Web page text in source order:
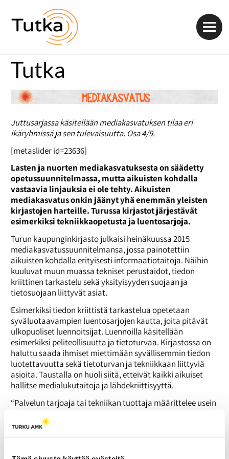
Tutka
Juttusarjassa käsitellään mediakasvatuksen tilaa eri
ikäryhmissä ja sen tulevaisuutta. Osa 4/9.
[metaslider id=23636]
Lasten ja nuorten mediakasvatuksesta on säädetty
opetussuunnitelmassa, mutta aikuisten kohdalla
vastaavia linjauksia ei ole tehty. Aikuisten
mediakasvatus onkin jäänyt yhä enemmän yleisten
kirjastojen harteille. Turussa kirjastot järjestävät
esimerkiksi tekniikkaopetusta ja luentosarjoja.
Turun kaupunginkirjasto julkaisi heinäkuussa 2015
mediakasvatussuunnitelmansa, jossa painotettiin
aikuisten kohdalla erityisesti informaatiotaitoja. Näihin
kuuluvat muun muassa tekniset perustaidot, tiedon
kriittinen tarkastelu sekä yksityisyyden suojaan ja
tietosuojaan liittyvät asiat.
Esimerkiksi tiedon kriittistä tarkastelua opetetaan
syväluotaavampien luentosarjojen kautta, joita pitävät
ulkopuoliset luennoitsijat. Luennoilla käsitellään
esimerkiksi peliteollisuutta ja tietoturvaa. Kirjastossa on
haluttu saada ihmiset miettimään syvällisemmin tiedon
luotettavuutta sekä tietoturvan ja tekniikkaan liittyviä
asioita. Taustalla on huoli siitä, etteivät kaikki aikuiset
hallitse medialukutaitoja ja lähdekriittisyyttä.
“Palvelun tarjoaja tai tekniikan tuottaja määrittelee usein
hyötyy. Uuteen median ja teknologiaan liittyviä
valtasuhteita on hyvä tuoda esiin ja kirjasto on siihen
projektisuunnittelijaTerhi Hannula